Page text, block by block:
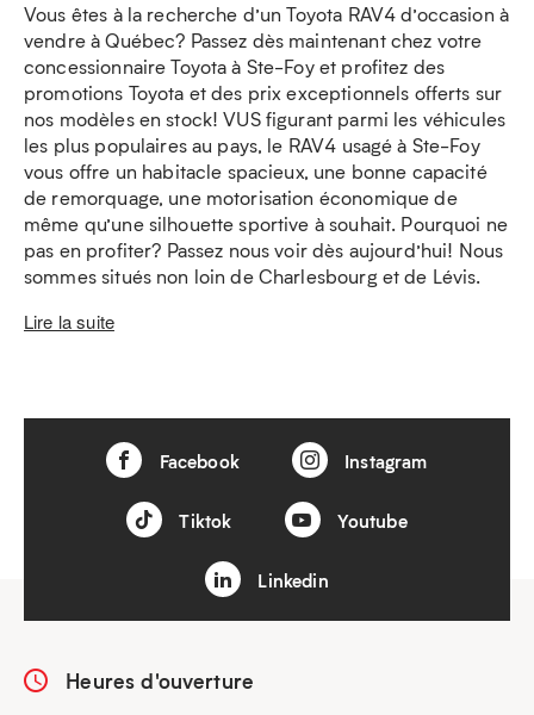
Vous êtes à la recherche d’un Toyota RAV4 d’occasion à
vendre à Québec? Passez dès maintenant chez votre
concessionnaire Toyota à Ste-Foy et profitez des
promotions Toyota et des prix exceptionnels offerts sur
nos modèles en stock! VUS figurant parmi les véhicules
les plus populaires au pays, le RAV4 usagé à Ste-Foy
vous offre un habitacle spacieux, une bonne capacité
de remorquage, une motorisation économique de
même qu’une silhouette sportive à souhait. Pourquoi ne
pas en profiter? Passez nous voir dès aujourd’hui! Nous
sommes situés non loin de Charlesbourg et de Lévis.
Lire la suite
Facebook Instagram
Tiktok Youtube
Linkedin
Heures d'ouverture